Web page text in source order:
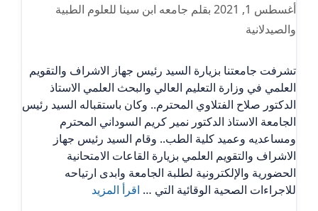
أغسطس 1, 2021 بقلم جامعه ابن سينا للعلوم الطبية
والصيدلانية
تشرفت جامعتنا بزيارة السيد رئيس جهاز الاشراف والتقويم
العلمي في وزارة التعليم العالي والبحث العلمي الاستاذ
الدكتور صلاح الفتلاوي المحترم.. وكان باستقباله السيد رئيس
الجامعة الاستاذ الدكتور نمير كريم السوداني المحترم
ومساعديه وعميد كلية الطب.. وقام السيد رئيس جهاز
الاشراف والتقويم العلمي بزيارة القاعات الامتحانية
الحضورية والإلكترونية لطلبة الجامعة وابدى ارتياحه
للاجراءات الصحية الوقائية التي … اقرأ المزيد